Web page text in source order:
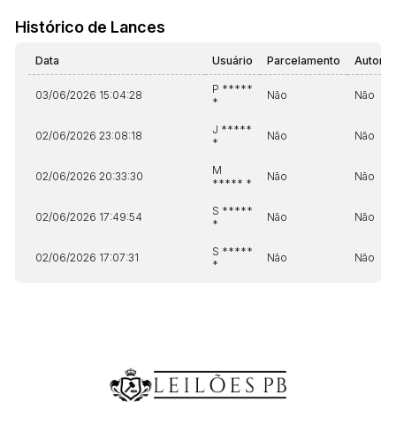
Histórico de Lances
Data Usuário Parcelamento
03/06/2026 15:04:28
P *****
*
Não Não
02/06/2026 23:08:18
J *****
*
Não Não
02/06/2026 20:33:30
M
***** *
Não Não
02/06/2026 17:49:54
S *****
*
Não Não
02/06/2026 17:07:31
S *****
*
Não Não